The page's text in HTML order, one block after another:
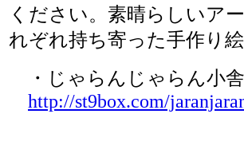
ください。素晴らしいア
れぞれ持ち寄った手作り
・じゃらんじゃらん小舎
http://st9box.com/